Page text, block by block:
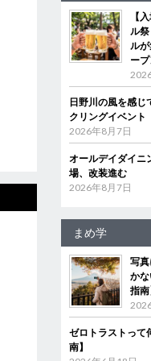
【
ル
ル
ー
日野川の風を感
クリングイベント
2026年8月7日
オールデイダイ
場、改装進む
2026年8月7日
まめ学
写
か
指南
ゼロトラストっ
南】